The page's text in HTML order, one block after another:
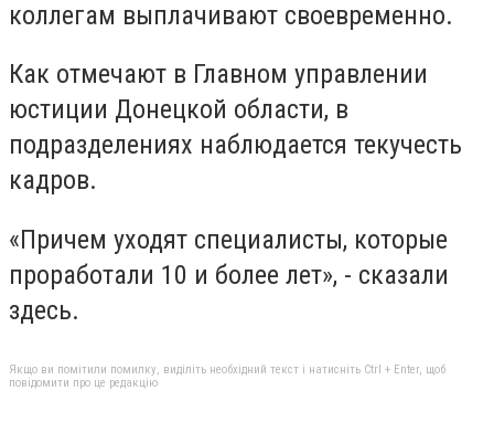
коллегам выплачивают своевременно.
Как отмечают в Главном управлении
юстиции Донецкой области, в
подразделениях наблюдается текучесть
кадров.
«Причем уходят специалисты, которые
проработали 10 и более лет», - сказали
здесь.
Якщо ви помітили помилку, виділіть необхідний текст і натисніть Ctrl + Enter, щоб
повідомити про це редакцію